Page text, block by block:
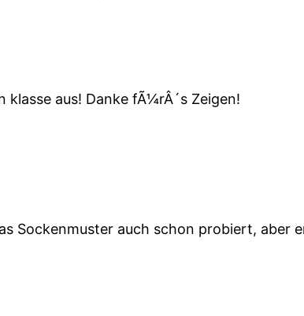
klasse aus! Danke fÃ¼rÂ´s Zeigen!
Sockenmuster auch schon probiert, aber